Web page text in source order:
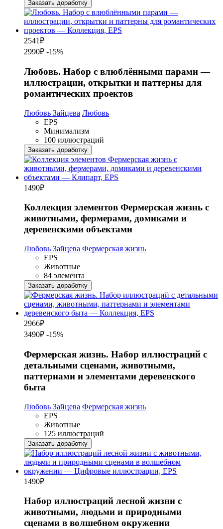
Заказать доработку
2541₽
2990₽ -15%
Любовь. Набор с влюблёнными парами —
иллюстрации, открытки и паттерны для
романтических проектов
Любовь Зайцева Любовь
EPS
Минимализм
100 иллюстраций
Заказать доработку
1490₽
Коллекция элементов Фермерская жизнь с
животными, фермерами, домиками и
деревенскими объектами
Любовь Зайцева Фермерская жизнь
EPS
Животные
84 элемента
Заказать доработку
2966₽
3490₽ -15%
Фермерская жизнь. Набор иллюстраций с
детальными сценами, животными,
паттернами и элементами деревенского
быта
Любовь Зайцева Фермерская жизнь
EPS
Животные
125 иллюстраций
Заказать доработку
1490₽
Набор иллюстраций лесной жизни с
животными, людьми и природными
сценами в волшебном окружении